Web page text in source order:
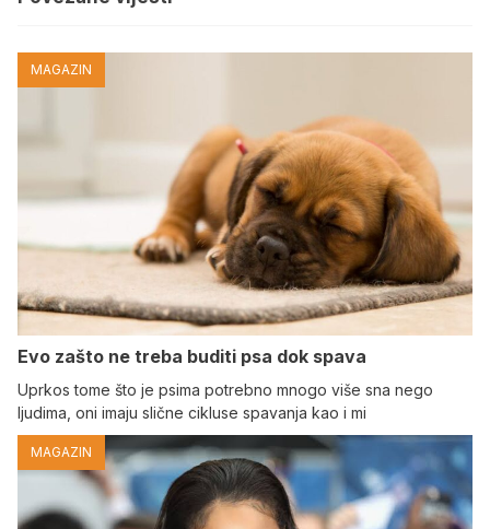
MAGAZIN
Evo zašto ne treba buditi psa dok spava
Uprkos tome što je psima potrebno mnogo više sna nego
ljudima, oni imaju slične cikluse spavanja kao i mi
MAGAZIN